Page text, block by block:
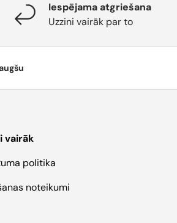
Iespējama atgriešana
Uzzini vairāk par to
vairāk
politika
noteikumi